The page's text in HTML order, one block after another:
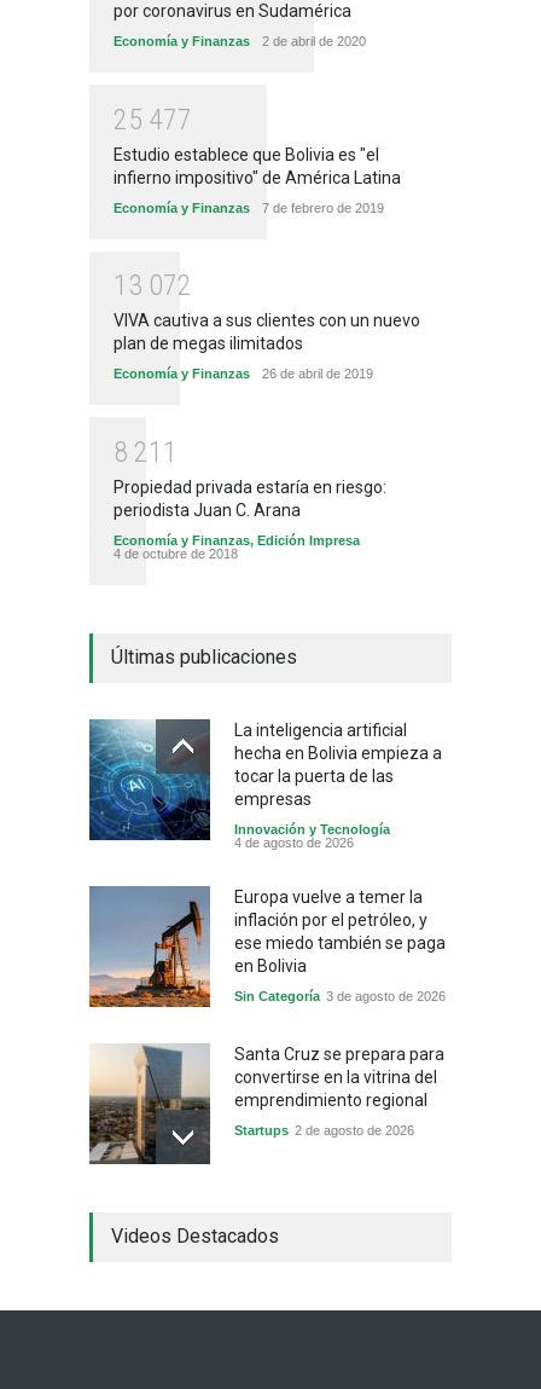
por coronavirus en Sudamérica
Economía y Finanzas 2 de abril de 2020
25 477
Estudio establece que Bolivia es "el
infierno impositivo" de América Latina
Economía y Finanzas 7 de febrero de 2019
1 3 072
VIVA cautiva a sus clientes con un nuevo
plan de megas ilimitados
Economía y Finanzas 26 de abril de 2019
8 21 1
Propiedad privada estaría en riesgo:
periodista Juan C. Arana
Economía y Finanzas, Edición Impresa
4 de octubre de 2018
Últimas publicaciones
La inteligencia artificial
hecha en Bolivia empieza a
tocar la puerta de las
empresas
Innovación y Tecnología
4 de agosto de 2026
Europa vuelve a temer la
inflación por el petróleo, y
ese miedo también se paga
en Bolivia
Sin Categoría 3 de agosto de 2026
Santa Cruz se prepara para
convertirse en la vitrina del
emprendimiento regional
Startups 2 de agosto de 2026
industrial y el golpe puede
Sin Categoría 1 de agosto de 2026
Videos Destacados